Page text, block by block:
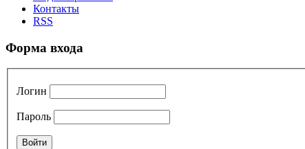
Контакты
RSS
Форма входа
Логин
Пароль